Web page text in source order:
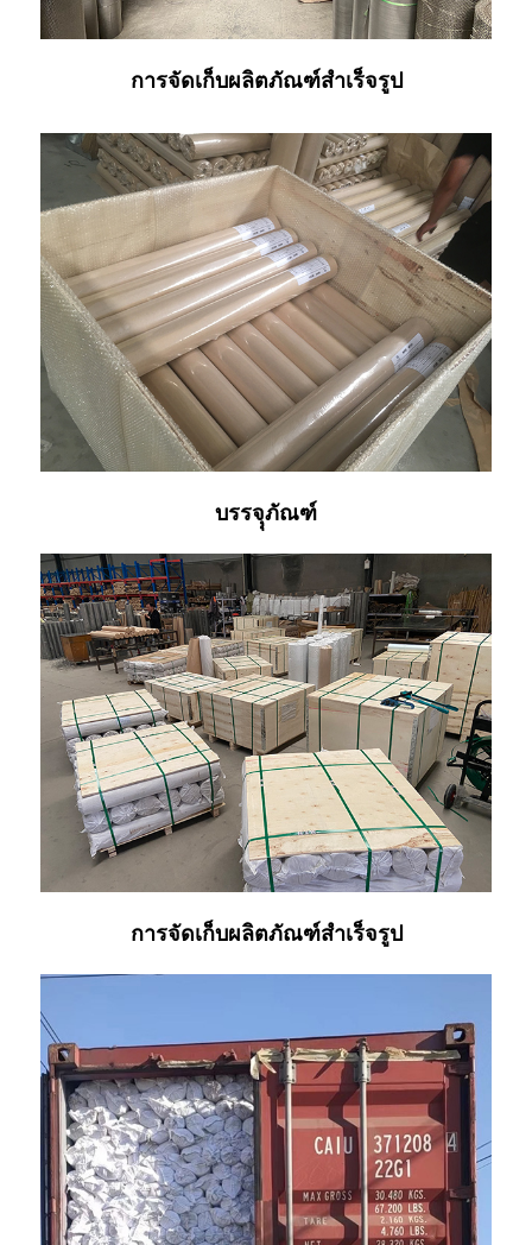
การจัดเก็บผลิตภัณฑ์สำเร็จรูป
บรรจุุภัณฑ์
การจัดเก็บผลิตภัณฑ์สำเร็จรูป